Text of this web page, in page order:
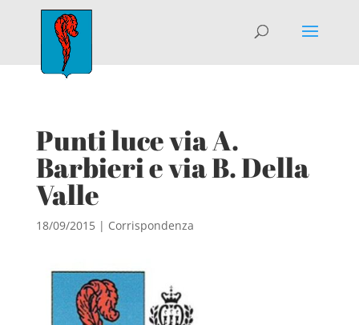
Punti luce via A.
Barbieri e via B. Della
Valle
18/09/2015| Corrispondenza